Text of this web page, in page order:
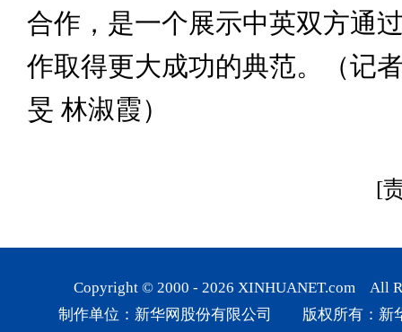
合作，是一个展示中英双方通
作取得更大成功的典范。（记
旻 林淑霞）
[
Copyright © 2000 - 2026 XINHUANET.com All
制作单位：新华网股份有限公司 版权所有：新